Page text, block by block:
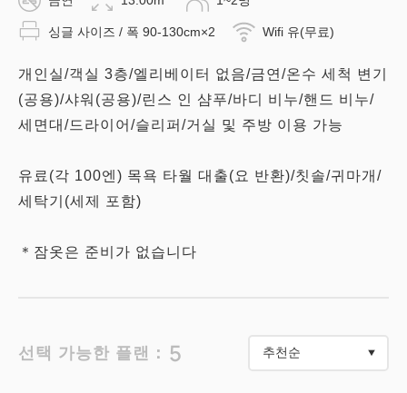
싱글 사이즈 / 폭 90-130cm×2 Wifi 유(무료)
개인실/객실 3층/엘리베이터 없음/금연/온수 세척 변기
(공용)/샤워(공용)/린스 인 샴푸/바디 비누/핸드 비누/
세면대/드라이어/슬리퍼/거실 및 주방 이용 가능
유료(각 100엔) 목욕 타월 대출(요 반환)/칫솔/귀마개/
세탁기(세제 포함)
＊잠옷은 준비가 없습니다
선택 가능한 플랜： 5